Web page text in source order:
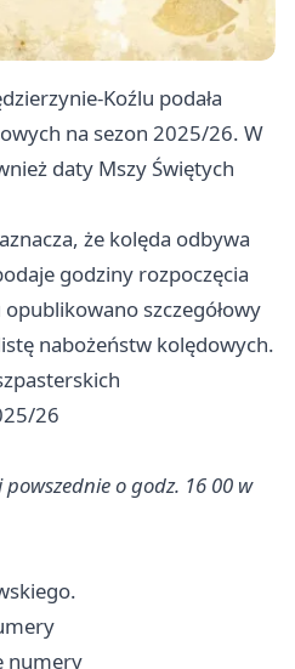
Koźlu podała
na sezon 2025/26. W
daty Mszy Świętych
że kolęda odbywa
godziny rozpoczęcia
szczegółowy
nabożeństw kolędowych.
26
o godz. 16 00 w
numery